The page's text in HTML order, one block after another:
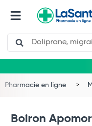
Search
Pharmacie en ligne
Boiron